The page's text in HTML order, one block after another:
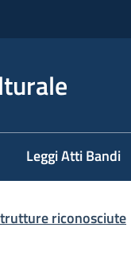
Leggi Atti Bandi
riconosciute